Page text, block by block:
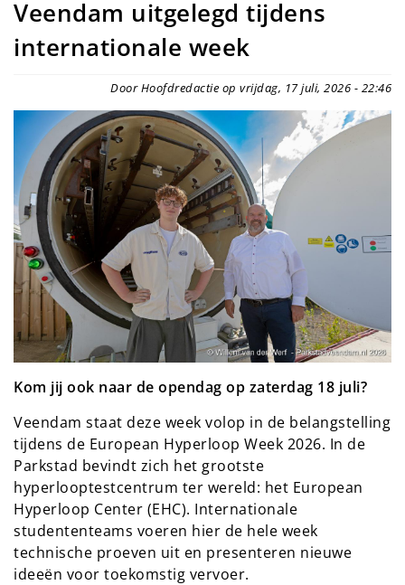
Veendam uitgelegd tijdens
internationale week
Door Hoofdredactie op vrijdag, 17 juli, 2026 - 22:46
Kom jij ook naar de opendag op zaterdag 18 juli?
Veendam staat deze week volop in de belangstelling
tijdens de European Hyperloop Week 2026. In de
Parkstad bevindt zich het grootste
hyperlooptestcentrum ter wereld: het European
Hyperloop Center (EHC). Internationale
studententeams voeren hier de hele week
technische proeven uit en presenteren nieuwe
ideeën voor toekomstig vervoer.